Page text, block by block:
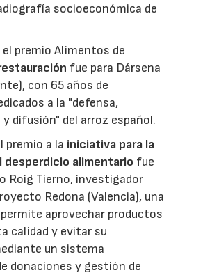
socioeconómica de
premio Alimentos de
fue para Dársena
con 65 años de
a la "defensa,
difusión" del arroz español.
premio a la iniciativa para la
desperdicio alimentario fue
Roig Tierno, investigador
Redona (Valencia), una
aprovechar productos
calidad y evitar su
un sistema
donaciones y gestión de